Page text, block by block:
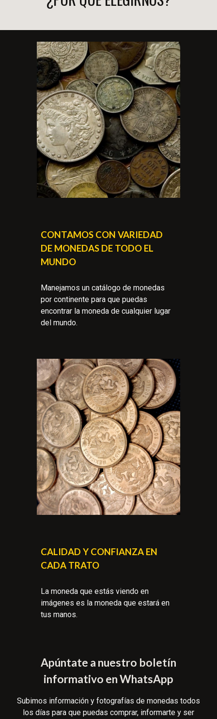
CONTAMOS CON VARIEDAD
DE MONEDAS DE TODO EL
MUNDO
Manejamos un catálogo de monedas
por continente para que puedas
encontrar la moneda de cualquier lugar
del mundo.
CALIDAD Y CONFIANZA EN
CADA TRATO
La moneda que estás viendo en
imágenes es la moneda que estará en
tus manos.
Apúntate a nuestro boletín
informativo en WhatsApp
Subimos información y fotografías de monedas todos
los días para que puedas comprar, informarte y ser